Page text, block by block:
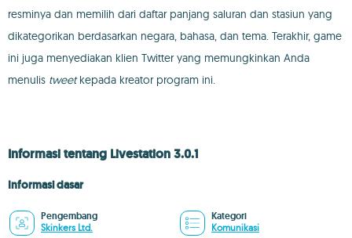
resminya dan memilih dari daftar panjang saluran dan stasiun yang
dikategorikan berdasarkan negara, bahasa, dan tema. Terakhir, game
ini juga menyediakan klien Twitter yang memungkinkan Anda
menulis tweetkepada kreator program ini.
Informasi tentang Livestation 3.0.1
Informasi dasar
Pengembang
Skinkers Ltd.
Kategori
Komunikasi